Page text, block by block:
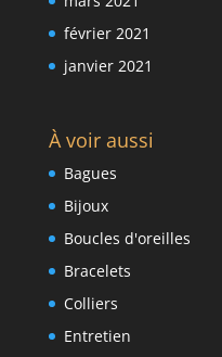
février 2021
janvier 2021
À voir aussi
Bagues
Bijoux
Boucles d'oreilles
Bracelets
Colliers
Entretien